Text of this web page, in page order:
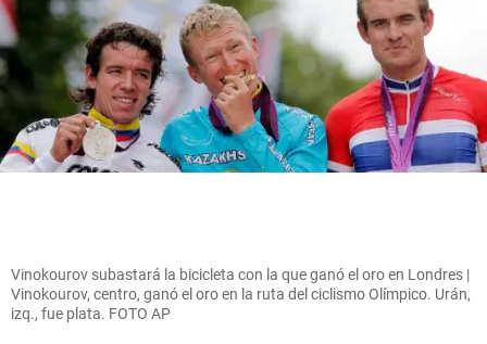
Vinokourov subastará la bicicleta con la que ganó el oro en Londres |
Vinokourov, centro, ganó el oro en la ruta del ciclismo Olímpico. Urán,
izq., fue plata. FOTO AP